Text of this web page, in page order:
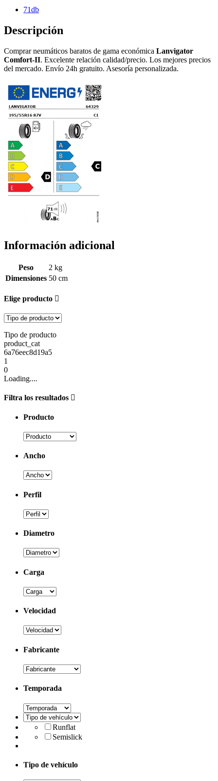
71db
Descripción
Comprar neumáticos baratos de gama económica Lanvigator
Comfort-II. Excelente relación calidad/precio. Los mejores precios
del mercado. Envío 24h gratuito. Asesoría personalizada.
Información adicional
Peso
2 kg
Dimensiones 50 cm
Elige producto
Tipo de producto
product_cat
6a76eec8d19a5
1
0
Loading....
Filtra los resultados
Producto
Ancho
Perfil
Diametro
Carga
Velocidad
Fabricante
Temporada
Runflat
Semislick
Tipo de vehículo